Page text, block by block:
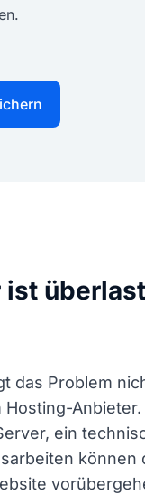
ist
das Problem
Anbieter.
ein
können